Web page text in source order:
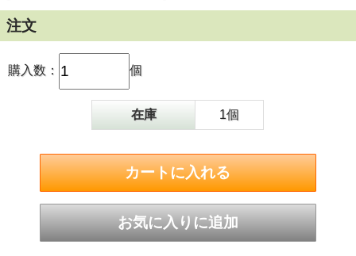
▲正面画像 白い背景で撮影しました。
注文
購入数： 個
在庫 1個